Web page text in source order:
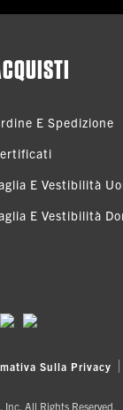
E Spedizione
E Vestibilità
E Vestibilità
Sulla Privacy
All Rights Reserved.